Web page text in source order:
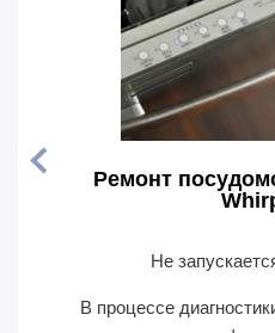
Ремонт
Не
В процессе